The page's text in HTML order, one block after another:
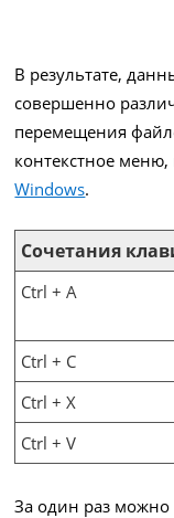
В результате,
совершенно
перемещения
контекстное
Windows.
Сочетания
Ctrl + A
Ctrl + C
Ctrl + X
Ctrl + V
За один раз можно